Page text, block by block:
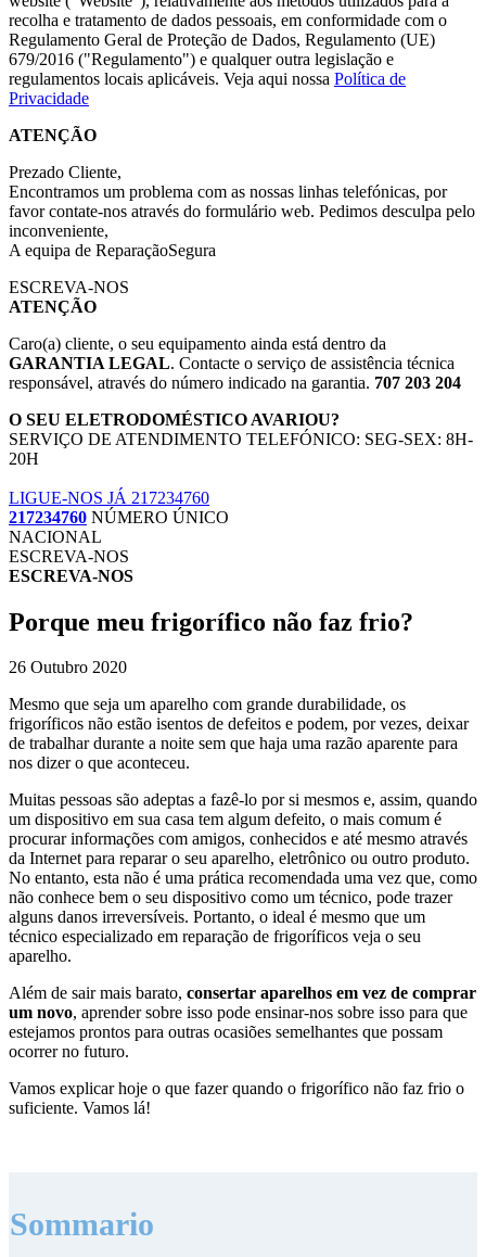
recolha e tratamento de dados pessoais, em conformidade com o
Regulamento Geral de Proteção de Dados, Regulamento (UE)
679/2016 ("Regulamento") e qualquer outra legislação e
regulamentos locais aplicáveis. Veja aqui nossa Política de
Privacidade
ATENÇÃO
Prezado Cliente,
Encontramos um problema com as nossas linhas telefónicas, por
favor contate-nos através do formulário web. Pedimos desculpa pelo
inconveniente,
A equipa de ReparaçãoSegura
ESCREVA-NOS
ATENÇÃO
Caro(a) cliente, o seu equipamento ainda está dentro da
GARANTIA LEGAL. Contacte o serviço de assistência técnica
responsável, através do número indicado na garantia. 707 203 204
O SEU ELETRODOMÉSTICO AVARIOU?
SERVIÇO DE ATENDIMENTO TELEFÓNICO: SEG-SEX: 8H-
20H
LIGUE-NOS JÁ 217234760
217234760 NÚMERO ÚNICO
NACIONAL
ESCREVA-NOS
ESCREVA-NOS
Porque meu frigorífico não faz frio?
26 Outubro 2020
Mesmo que seja um aparelho com grande durabilidade, os
frigoríficos não estão isentos de defeitos e podem, por vezes, deixar
de trabalhar durante a noite sem que haja uma razão aparente para
nos dizer o que aconteceu.
Muitas pessoas são adeptas a fazê-lo por si mesmos e, assim, quando
um dispositivo em sua casa tem algum defeito, o mais comum é
procurar informações com amigos, conhecidos e até mesmo através
da Internet para reparar o seu aparelho, eletrônico ou outro produto.
No entanto, esta não é uma prática recomendada uma vez que, como
não conhece bem o seu dispositivo como um técnico, pode trazer
alguns danos irreversíveis. Portanto, o ideal é mesmo que um
técnico especializado em reparação de frigoríficos veja o seu
aparelho.
Além de sair mais barato, consertar aparelhos em vez de comprar
um novo, aprender sobre isso pode ensinar-nos sobre isso para que
estejamos prontos para outras ocasiões semelhantes que possam
ocorrer no futuro.
Vamos explicar hoje o que fazer quando o frigorífico não faz frio o
suficiente. Vamos lá!
Sommario